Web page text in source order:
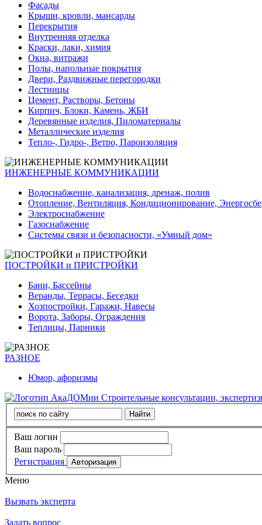
Фасады
Крыши, кровли, мансарды
Перекрытия
Внутренняя отделка
Краски, лаки, химия
Окна, витражи
Полы, напольные покрытия
Двери, Раздвижные перегородки
Лестницы
Цемент, Растворы, Бетоны
Кирпич, Блоки, Камень, ЖБИ
Деревянные изделия, Пиломатериалы
Металлические изделия
Тепло-, Гидро-, Ветро, Пароизоляция
ИНЖЕНЕРНЫЕ КОММУНИКАЦИИ
Водоснабжение, канализация, дренаж, полив
Отопление, Вентиляция, Кондиционирование,
Электроснабжение
Газоснабжение
Системы связи и безопасности, «Умный дом»
ПОСТРОЙКИ и ПРИСТРОЙКИ
Бани, Бассейны
Веранды, Террасы, Беседки
Хозпостройки, Гаражи, Навесы
Ворота, Заборы, Ограждения
Теплицы, Парники
РАЗНОЕ
Юмор, афоризмы
Строительные консультации,
Ваш логин
Ваш пароль
Регистрация
Меню
Вызвать эксперта
Задать вопрос